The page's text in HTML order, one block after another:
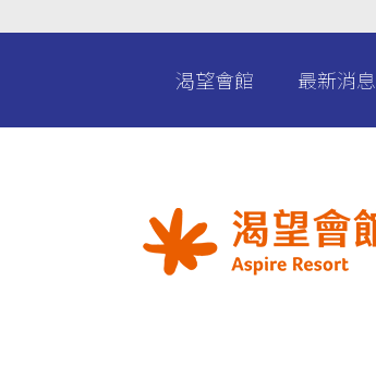
渴望會館 最新消息